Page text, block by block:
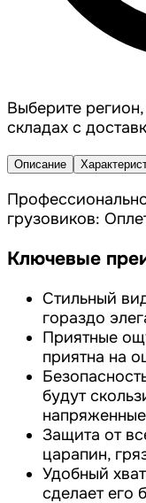
Выберите
складах с
Описание
грузовиков:
Ключевые
Стильный
гораздо
Приятные
приятна на
будут
Защита от
царапин,
Удобный
сделает его